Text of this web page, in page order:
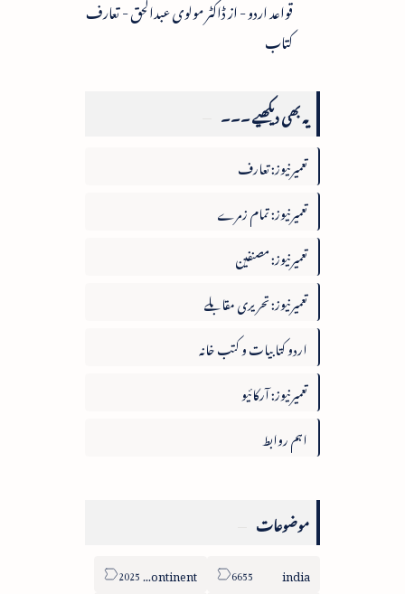
قواعد اردو - از ڈاکٹر مولوی عبدالحق - تعارف
کتاب
یہ بھی دیکھیے ۔۔۔
تعمیرنیوز: تعارف
تعمیرنیوز: تمام زمرے
تعمیرنیوز: مصنفین
تعمیرنیوز: تحریری مقابلے
اردو کتابیات و کتب خانہ
تعمیرنیوز: آرکائیو
اہم روابط
موضوعات
india
sub-continent